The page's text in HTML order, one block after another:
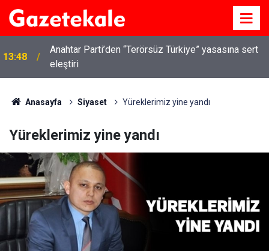
13:48
Anahtar Parti’den “Terörsüz Türkiye” yasasına sert
eleştiri
Anasayfa Siyaset Yüreklerimiz yine yandı
Yüreklerimiz yine yandı